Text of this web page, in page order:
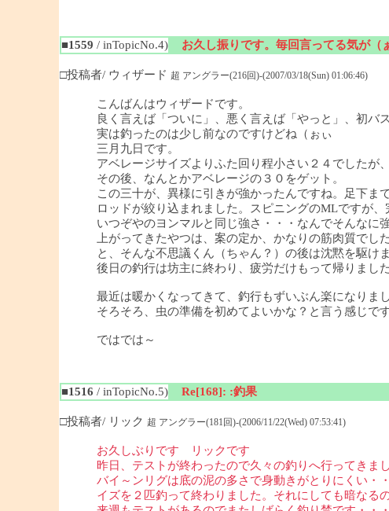
■1559 / inTopicNo.4) お久し振りです。毎回言ってる気が（
□投稿者/ ウィザード 超 アングラー(216回)-(2007/03/18(Sun) 01:06:46)
こんばんはウィザードです。
良く言えば「ついに」、悪く言えば「やっと」、初バ
実は釣ったのは少し前なのですけどね（ぉぃ
三月九日です。
アベレージサイズよりふた回り程小さい２４でしたが
その後、なんとかアベレージの３０をゲット。
この三十が、異様に引きが強かったんですね。足下ま
ロッドが絞り込まれました。スピニングのMLですが、
いつぞやのヨンマルと同じ強さ・・・なんでそんなに
上がってきたやつは、案の定か、かなりの筋肉質でし
と、そんな不思議くん（ちゃん？）の後は沈黙を駆けま
後日の釣行は坊主に終わり、疲労だけもって帰りまし
最近は暖かくなってきて、釣行もずいぶん楽になりま
そろそろ、虫の準備を初めてよいかな？と言う感じです
ではでは～
■1516 / inTopicNo.5) Re[168]: :釣果
□投稿者/ リック 超 アングラー(181回)-(2006/11/22(Wed) 07:53:41)
お久しぶりです リックです
昨日、テストが終わったので久々の釣りへ行ってきま
バイ～ンリグは底の泥の多さで身動きがとりにくい・
イズを２匹釣って終わりました。それにしても暗なる